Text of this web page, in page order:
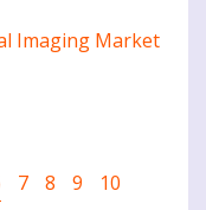
Imaging Market
Puslapis
7 Puslapis
8 Puslapis
9 Puslapis
10